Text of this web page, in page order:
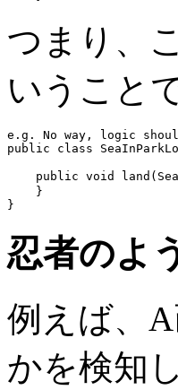
つまり、
いうこと
e.g. No way, logic
public class
public void land(
    }
忍者のよ
例えば、
かを検知